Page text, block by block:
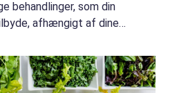
behandlinger, som din
afhængigt af dine
de forskellige ...